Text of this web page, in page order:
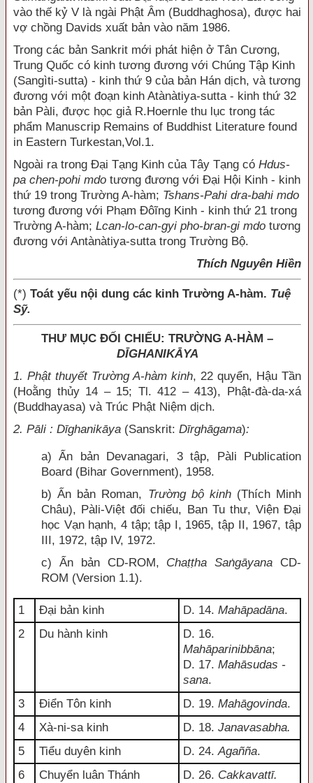
vào thế kỷ V là ngài Phật Âm (Buddhaghosa), được hai
vợ chồng Davids xuất bản vào năm 1986.
Trong các bản Sankrit mới phát hiện ở Tân Cương,
Trung Quốc có kinh tương đương với Chúng Tập Kinh
(Sangìti-sutta) - kinh thứ 9 của bản Hán dịch, và tương
đương với một đoạn kinh Atànàtiya-sutta - kinh thứ 32
bản Pàli, được học giả R.Hoernle thu lục trong tác
phẩm Manuscrip Remains of Buddhist Literature found
in Eastern Turkestan,Vol.1.
Ngoài ra trong Đại Tạng Kinh của Tây Tạng có Hdus-
pa chen-pohi mdo tương đương với Đại Hội Kinh - kinh
thứ 19 trong Trường A-hàm; Tshans-Pahi dra-bahi mdo
tương đương với Phạm Đôĩng Kinh - kinh thứ 21 trong
Trường A-hàm; Lcan-lo-can-gyi pho-bran-gi mdo tương
đương với Antànàtiya-sutta trong Trường Bộ.
Thích Nguyên Hiền
(*) Toát yếu nội dung các kinh Trường A-hàm. Tuệ
Sỹ.
THƯ MỤC ĐỐI CHIẾU: TRƯỜNG A-HÀM –
DĪGHANIKĀYA
1. Phật thuyết Trường A-hàm kinh, 22 quyển, Hậu Tần
(Hoằng thủy 14 – 15; Tl. 412 – 413), Phật-đà-da-xá
(Buddhayasa) và Trúc Phật Niệm dịch.
2. Pāli : Dīghanikāya (Sanskrit: Dīrghāgama):
a) Ấn bản Devanagari, 3 tập, Pàli Publication
Board (Bihar Government), 1958.
b) Ấn bản Roman, Trường bộ kinh(Thích Minh
Châu), Pàli-Việt đối chiếu, Ban Tu thư, Viện Đại
học Vạn hạnh, 4 tập; tập I, 1965, tập II, 1967, tập
III, 1972, tập IV, 1972.
c) Ấn bản CD-ROM, Chaṭṭha Saṅgāyana CD-
ROM (Version 1.1).
1 Đại bản kinh D. 14. Mahāpadāna.
2
Du hành kinh
D. 16.
Mahāparinibbāna;
D. 17. Mahāsudas -
sana.
3
Điển Tôn kinh D. 19. Mahāgovinda.
4
Xà-ni-sa kinh D. 18. Janavasabha.
5
Tiểu duyên kinh D. 24.Agañña.
6
Chuyển luân Thánh
D. 26. Cakkavattī.